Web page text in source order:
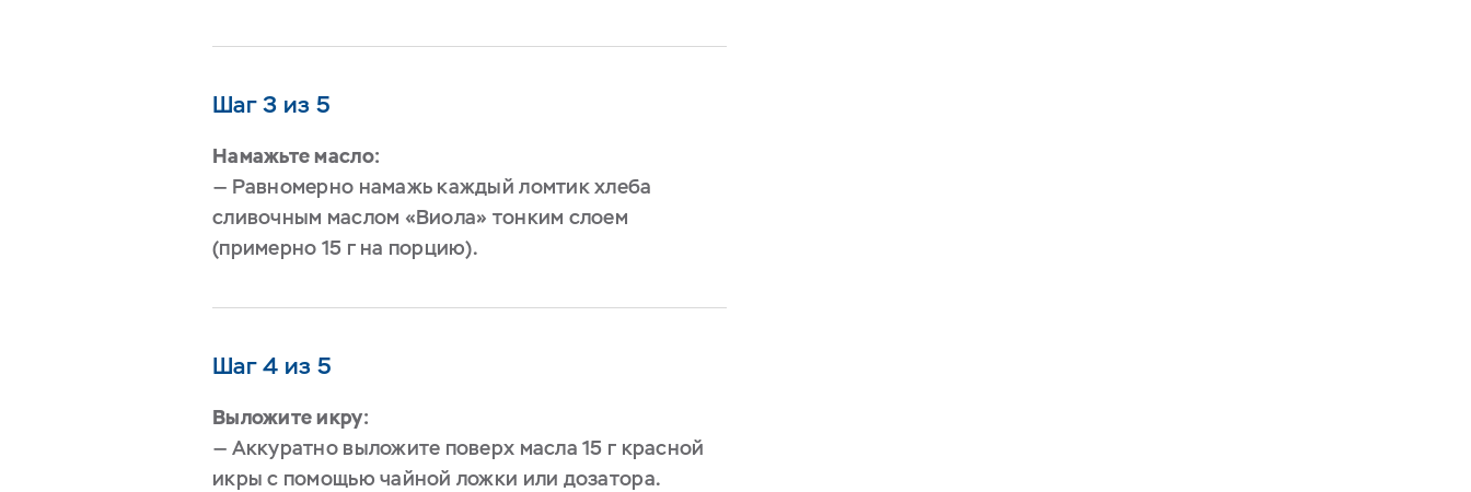
Шаг 3 из 5
Намажьте масло:
— Равномерно намажь каждый ломтик хлеба
сливочным маслом «Виола» тонким слоем
(примерно 15 г на порцию).
Шаг 4 из 5
Выложите икру:
— Аккуратно выложите поверх масла 15 г красной
икры с помощью чайной ложки или дозатора.